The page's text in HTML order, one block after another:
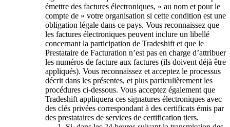
émettre des factures électroniques, « au nom et pour le
compte de » votre organisation si cette condition est une
obligation légale dans ce pays. Vous reconnaissez que
les factures électroniques peuvent inclure un libellé
concernant la participation de Tradeshift et que le
Prestataire de Facturation n’est pas en charge d’attribuer
les numéros de facture aux factures (ils doivent déjà être
appliqués). Vous reconnaissez et acceptez le processus
décrit dans les présentes, et plus particulièrement les
procédures ci-dessous. Vous acceptez également que
Tradeshift appliquera ces signatures électroniques avec
des clés privées correspondant à des certificats émis par
des prestataires de services de certification tiers.